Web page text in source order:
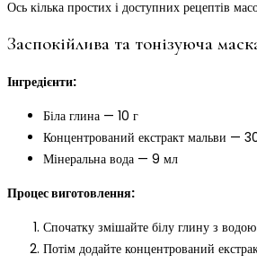
Ось кілька простих і доступних рецептів
Заспокійлива та тонізуюча
Інгредієнти:
Біла глина — 10 г
Концентрований екстракт мальви —
Мінеральна вода — 9 мл
Процес виготовлення:
Спочатку змішайте білу глину з
Потім додайте концентрований